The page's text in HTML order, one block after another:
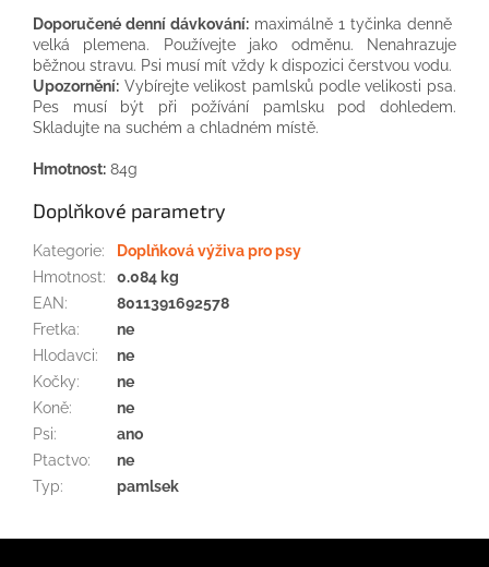
Doporučené denní dávkování: maximálně 1 tyčinka denně
velká plemena. Používejte jako odměnu. Nenahrazuje
běžnou stravu. Psi musí mít vždy k dispozici čerstvou vodu.
Upozornění: Vybírejte velikost pamlsků podle velikosti psa.
Pes musí být při požívání pamlsku pod dohledem.
Skladujte na suchém a chladném místě.
Hmotnost: 84g
Doplňkové parametry
Kategorie:
Doplňková výživa pro psy
Hmotnost:
0.084 kg
EAN:
8011391692578
Fretka:
ne
Hlodavci:
ne
Kočky:
ne
Koně:
ne
Psi:
ano
Ptactvo:
ne
Typ: pamlsek